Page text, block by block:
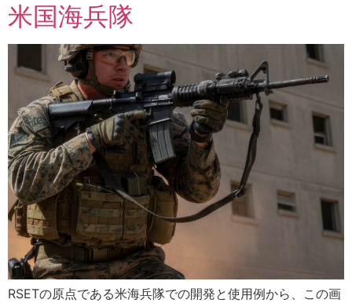
米国海兵隊
RSETの原点である米海兵隊での開発と使用例から、この画